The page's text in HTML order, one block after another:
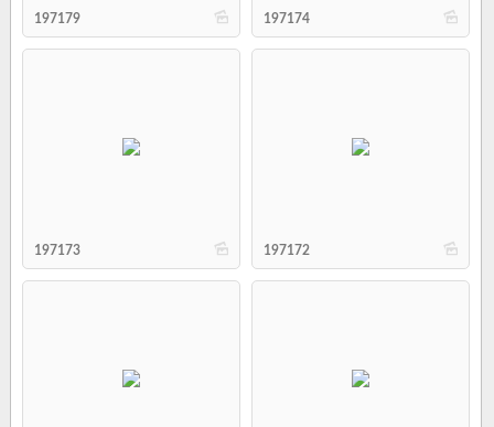
b
197179 b
197174
b
197173 b
197172